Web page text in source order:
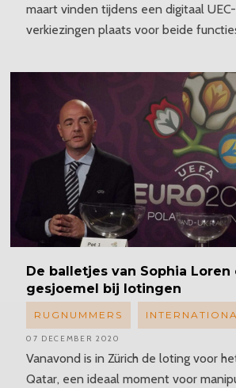
maart vinden tijdens een digitaal
verkiezingen plaats voor beide
De balletjes van Sophia Loren
gesjoemel bij lotingen
Vanavond is in Zürich de loting voor
Qatar, een ideaal moment voor
RUGNUMMERS
07 DECEMBER 2020